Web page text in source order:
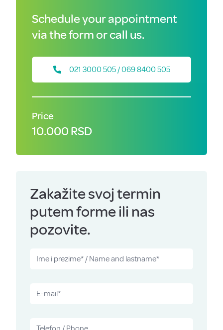
Schedule your appointment
via the form or call us.
021 3000 505 / 069 8400 505
Price
10.000 RSD
Zakažite svoj termin
putem forme ili nas
pozovite.